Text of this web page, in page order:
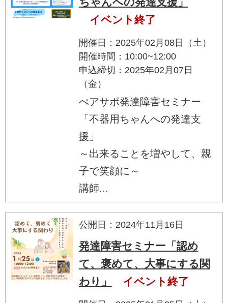
イベント終了
開催日：2025年02月08日（土）
開催時間：10:00~12:00
申込締切：2025年02月07日
（金）
ぺアサポ発達障害セミナー
「不器用ちゃんへの発達支
援」
～出来ることを増やして、親
子で笑顔に～
講師...
公開日：2024年11月16日
発達障害セミナー「認め
て、褒めて、大事にする関
わり」
イベント終了